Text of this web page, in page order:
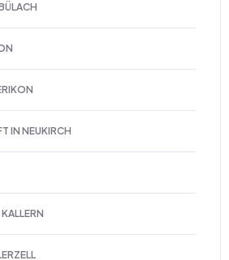
IN NEUKIRCH